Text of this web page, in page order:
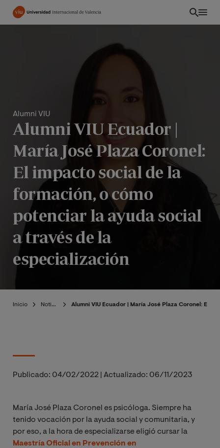
Pasar
Alumni VIU
Alumni VIU Ecuador |
María José Plaza Coronel:
El impacto social de la
formación, o cómo
potenciar la ayuda social
a través de la
especialización
Inicio Noticias Alumni VIU Ecuador | María José Plaza Coronel: El
Publicado: 04/02/2022 Actualizado: 06/11/2023
María José Plaza Coronel es psicóloga. Siempre ha
tenido vocación por la ayuda social y comunitaria, y
por eso, a la hora de especializarse eligió cursar la
Maestría Oficial en Prevención en